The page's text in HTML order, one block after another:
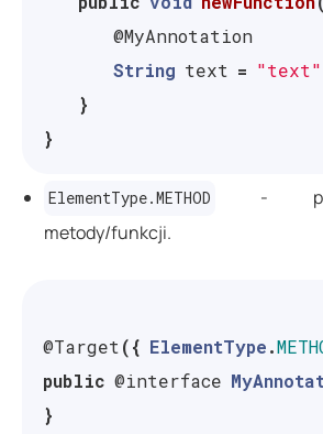
@MyAnnotation
String text = "text"
}
}
ElementType.METHOD
- przy
metody/funkcji.
@Target ({ ElementType.
public @interface
}